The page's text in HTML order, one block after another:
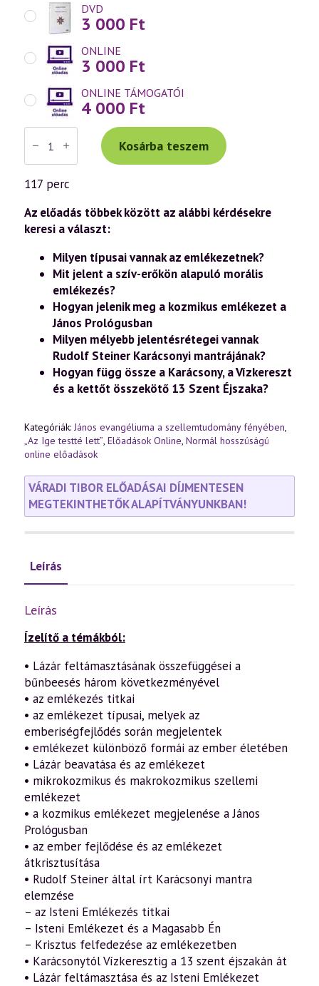
DVD
3 000 Ft
ONLINE
3 000 Ft
ONLINE TÁMOGATÓI
4 000 Ft
Váradi
Tibor
előadás
(1024)
—
„Az
testté
lett”
–
evangéliuma
szellemtudomány
fényében
(83.
(2024.12.07.)
mennyiség
Kosárba teszem
117 perc
Az előadás többek között az alábbi kérdésekre
keresi a választ:
Milyen típusai vannak az emlékezetnek?
Mit jelent a szív-erőkön alapuló morális
emlékezés?
Hogyan jelenik meg a kozmikus emlékezet a
János Prológusban
Milyen mélyebb jelentésrétegei vannak
Rudolf Steiner Karácsonyi mantrájának?
Hogyan függ össze a Karácsony, a Vízkereszt
és a kettőt összekötő 13 Szent Éjszaka?
Kategóriák: János evangéliuma a szellemtudomány fényében,
„Az Ige testté lett”, Előadások Online, Normál hosszúságú
online előadások
VÁRADI TIBOR ELŐADÁSAI DÍJMENTESEN
MEGTEKINTHETŐK ALAPÍTVÁNYUNKBAN!
Leírás
Leírás
Ízelítő a témákból:
• Lázár feltámasztásának összefüggései a
bűnbeesés három következményével
• az emlékezés titkai
• az emlékezet típusai, melyek az
emberiségfejlődés során megjelentek
• emlékezet különböző formái az ember életében
• Lázár beavatása és az emlékezet
• mikrokozmikus és makrokozmikus szellemi
emlékezet
• a kozmikus emlékezet megjelenése a János
Prológusban
• az ember fejlődése és az emlékezet
átkrisztusítása
• Rudolf Steiner által írt Karácsonyi mantra
elemzése
– az Isteni Emlékezés titkai
– Isteni Emlékezet és a Magasabb Én
– Krisztus felfedezése az emlékezetben
• Karácsonytól Vízkeresztig a 13 szent éjszakán át
• Lázár feltámasztása és az Isteni Emlékezet